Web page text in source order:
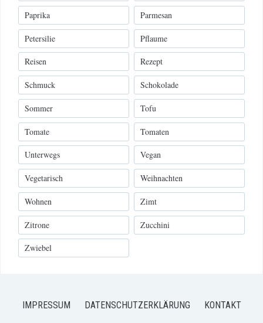
Paprika Parmesan
Petersilie Pflaume
Reisen Rezept
Schmuck Schokolade
Sommer Tofu
Tomate Tomaten
Unterwegs Vegan
Vegetarisch Weihnachten
Wohnen Zimt
Zitrone Zucchini
Zwiebel
IMPRESSUM DATENSCHUTZERKLÄRUNG KONTAKT